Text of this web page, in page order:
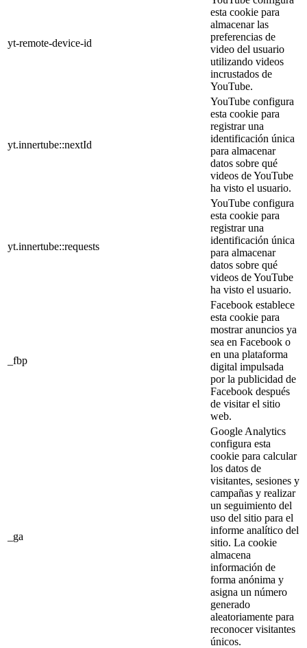
yt-remote-device-id
esta cookie para
almacenar las
preferencias de
video del usuario
utilizando videos
incrustados de
YouTube.
yt.innertube::nextId
YouTube configura
esta cookie para
registrar una
identificación única
para almacenar
datos sobre qué
videos de YouTube
ha visto el usuario.
yt.innertube::requests
YouTube configura
esta cookie para
registrar una
identificación única
para almacenar
datos sobre qué
videos de YouTube
ha visto el usuario.
_fbp
Facebook establece
esta cookie para
mostrar anuncios ya
sea en Facebook o
en una plataforma
digital impulsada
por la publicidad de
Facebook después
de visitar el sitio
web.
_ga
Google Analytics
configura esta
cookie para calcular
los datos de
visitantes, sesiones y
campañas y realizar
un seguimiento del
uso del sitio para el
informe analítico del
sitio. La cookie
almacena
información de
forma anónima y
asigna un número
generado
aleatoriamente para
reconocer visitantes
únicos.